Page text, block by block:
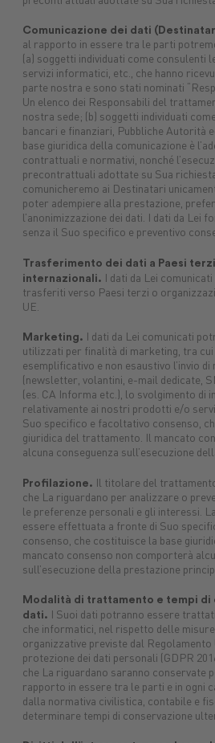
tuttoGIARDINO
Assicurazioni
Comunicazione dei dati
al rapporto in essere tra le parti
(a) soggetti individuati come consulenti
servizi informatici, etc., che hanno
parte nostra e sono stati nominati
Un elenco dei Responsabili del
nostra sede; (b) soggetti individuati
bancari e finanziari, Pubbliche Autorità
base giuridica della comunicazione è
contrattuali e normativi, nonché
precontrattuali adottate su Sua
comunicheremo ai Destinatari
poter adempiere alla prestazione,
l’anonimizzazione dei dati. I dati da Lei
senza il Suo specifico e preventivo
Trasferimento dei dati a Paesi
internazionali. I dati da Lei
trasferiti verso Paesi terzi o
UE.
Marketing.
I dati da Lei comunicati
utilizzati per finalità di marketing, tra
esemplificativo e non esaustivo l’invio
(newsletter, volantini, e-mail dedicate,
(es. CA Informa etc.), lo svolgimento di
relativamente ai nostri prodotti e/o
Suo specifico e facoltativo consenso,
giuridica del trattamento. Il mancato
alcuna conseguenza sull’esecuzione
Profilazione. Il titolare del
che La riguardano per analizzare o
le preferenze personali e gli interessi.
essere effettuata a fronte di Suo
consenso, che costituisce la base
mancato consenso non comporterà
sull’esecuzione della prestazione
Modalità di trattamento e tempi di
dati.
I Suoi dati potranno essere
che informatici, nel rispetto delle
organizzative previste dal Regolamento
protezione dei dati personali (GDPR
che La riguardano saranno conservate
rapporto in essere tra le parti e in ogni
dalla normativa civilistica, contabile e
determinare tempi di conservazione